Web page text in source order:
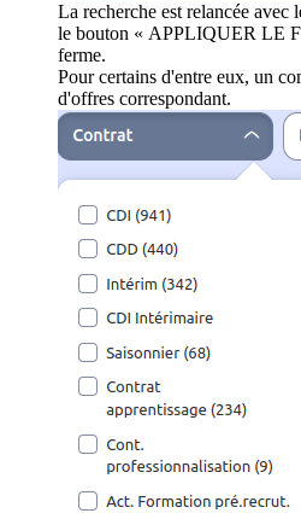
La recherche est relancée
le bouton « APPLIQUER LE
ferme.
Pour certains d'entre eux, un
d'offres correspondant.